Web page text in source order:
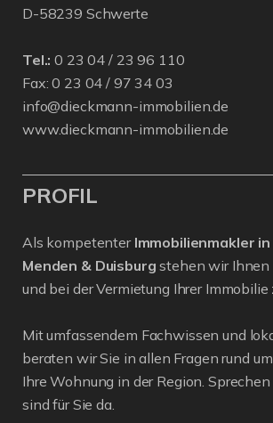
D-58239 Schwerte
Tel.: 0 23 04 / 23 96 110
Fax: 0 23 04 / 97 34 03
info@dieckmann-immobilien.de
www.dieckmann-immobilien.de
PROFIL
Als kompetenter Immobilienmakler
Menden & Duisburg stehen wir Ihnen
und bei der Vermietung Ihrer Immobilie
Mit umfassendem Fachwissen und
beraten wir Sie in allen Fragen rund
Ihre Wohnung in der Region.
sind für Sie da.